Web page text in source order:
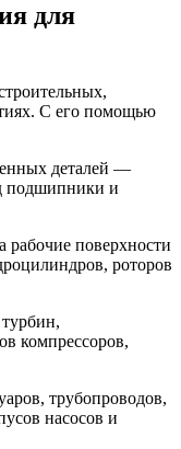
для
С его помощью
деталей —
подшипники и
рабочие поверхности
роторов
компрессоров,
трубопроводов,
насосов и